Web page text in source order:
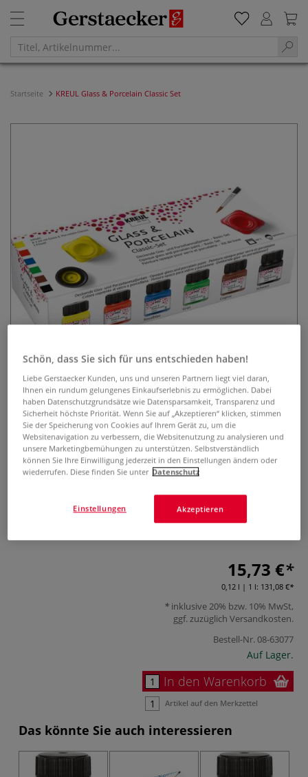
Startseite KREUL Glass & Porcelain Classic Set
KREUL Glass & Porcelain Classic
Set
0 Bewertungen
inklusive Pinsel. Sorgt für glänzende, hochwertige
15,73 €
0,12 l | 1 l: 131,08 €
inklusive 20% bzw. 10% MwSt,
ggf. zuzüglich Versandkosten.
Bestell-Nr.08-63077
Auf Lager.
In den Warenkorb
Artikel auf den Merkzettel
Das könnte Sie auch interessieren
Schön, dass Sie sich für uns entschieden haben!
Liebe Gerstaecker Kunden, uns und unseren Partnern liegt viel daran,
Ihnen ein rundum gelungenes Einkaufserlebnis zu ermöglichen. Dabei
haben Datenschutzgrundsätze wie Datensparsamkeit, Transparenz und
Sicherheit höchste Priorität. Wenn Sie auf „Akzeptieren“ klicken, stimmen
Sie der Speicherung von Cookies auf Ihrem Gerät zu, um die
Websitenavigation zu verbessern, die Websitenutzung zu analysieren und
unsere Marketingbemühungen zu unterstützen. Selbstverständlich
können Sie Ihre Einwilligung jederzeit in den Einstellungen ändern oder
wiederrufen. Diese finden Sie unter Datenschutz
Akzeptieren
Einstellungen